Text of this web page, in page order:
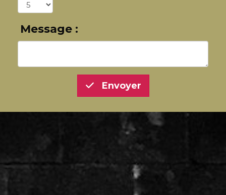
Message :
Envoyer